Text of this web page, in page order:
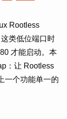
Rootless
类低位端口时
才能启动。本
：让 Rootless
一个功能单一的